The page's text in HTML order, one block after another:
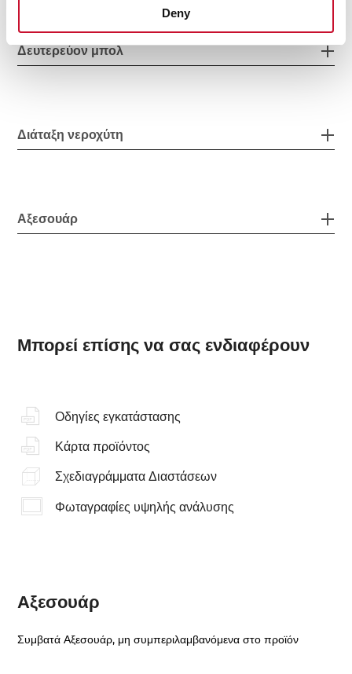
Deny
Δευτερεύον μπολ
Διάταξη νεροχύτη
Αξεσουάρ
Μπορεί επίσης να σας ενδιαφέρουν
Οδηγίες εγκατάστασης
Κάρτα προϊόντος
Σχεδιαγράμματα Διαστάσεων
Φωταγραφίες υψηλής ανάλυσης
Αξεσουάρ
Συμβατά Αξεσουάρ, μη συμπεριλαμβανόμενα στο προϊόν